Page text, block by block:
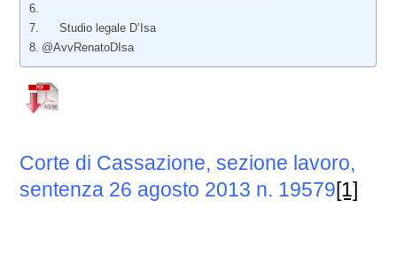
Studio legale D’Isa
@AvvRenatoDIsa
Corte di Cassazione, sezione lavoro,
sentenza 26 agosto 2013 n. 19579[1]